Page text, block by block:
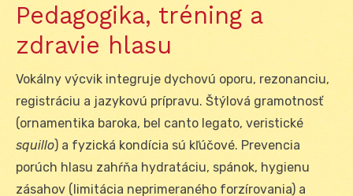
Pedagogika, tréning a
zdravie hlasu
Vokálny výcvik integruje dychovú oporu, rezonanciu,
registráciu a jazykovú prípravu. Štýlová gramotnosť
(ornamentika baroka, bel canto legato, veristické
squillo) a fyzická kondícia sú kľúčové. Prevencia
porúch hlasu zahŕňa hydratáciu, spánok, hygienu
zásahov (limitácia neprimeraného forzírovania) a